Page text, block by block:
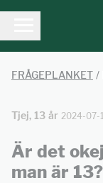
FRÅGEPLANKET /
Tjej, 13 år 2024-07-
Är det
man är 13?